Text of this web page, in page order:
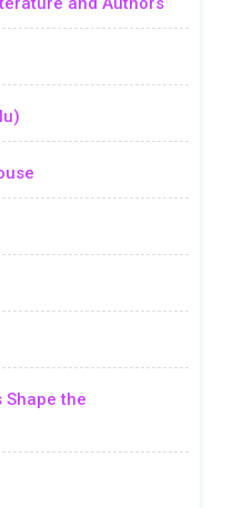
Shape the